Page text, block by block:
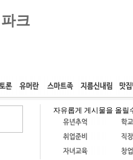
속도패치 웹호스팅 공
자유롭게 게시물을 올릴